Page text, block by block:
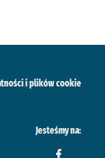
i plików cookie
Jesteśmy na: